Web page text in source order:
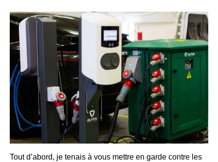
Tout d’abord, je tenais à vous mettre en garde contre les